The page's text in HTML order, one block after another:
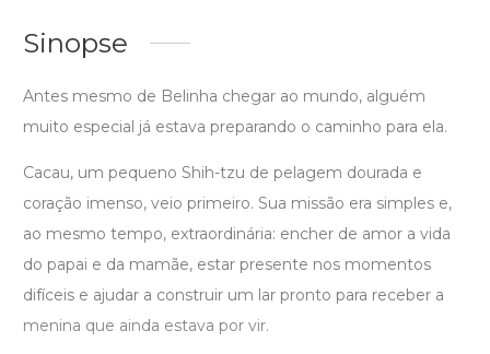
Sinopse
Antes mesmo de Belinha chegar ao mundo, alguém
muito especial já estava preparando o caminho para ela.
Cacau, um pequeno Shih-tzu de pelagem dourada e
coração imenso, veio primeiro. Sua missão era simples e,
ao mesmo tempo, extraordinária: encher de amor a vida
do papai e da mamãe, estar presente nos momentos
difíceis e ajudar a construir um lar pronto para receber a
menina que ainda estava por vir.